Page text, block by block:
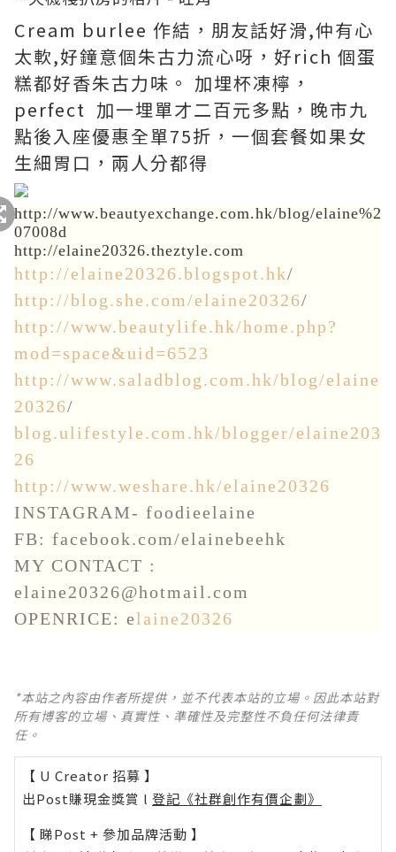
Cream burlee 作結，朋友話好滑,仲有心
太軟,好鐘意個朱古力流心呀，好rich 個蛋
糕都好香朱古力味。 加埋杯凍檸，
perfect 加一埋單才二百元多點，晚市九
點後入座優惠全單75折，一個套餐如果女
生細胃口，兩人分都得
http://www.beautyexchange.com.hk/blog/elaine%2
07008d
http://elaine20326.theztyle.com
http://elaine20326.blogspot.hk/
http://blog.she.com/elaine20326/
http://www.beautylife.hk/home.php?
mod=space&uid=6523
http://www.saladblog.com.hk/blog/elaine
20326/
blog.ulifestyle.com.hk/blogger/elaine203
26
http://www.weshare.hk/elaine20326
INSTAGRAM- foodieelaine
FB: facebook.com/elainebeehk
MY CONTACT :
elaine20326@hotmail.com
OPENRICE: elaine20326
*本站之內容由作者所提供，並不代表本站的立場。因此本站對
所有博客的立場、真實性、準確性及完整性不負任何法律責
任。
【 U Creator 招募 】
出Post賺現金獎賞 l 登記《社群創作有價企劃》
【 睇Post + 參加品牌活動 】